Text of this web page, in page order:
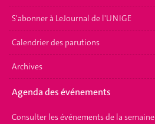
S'abonner à LeJournal de l'UNIGE
Calendrier des parutions
Archives
Agenda des événements
Consulter les événements de la semaine